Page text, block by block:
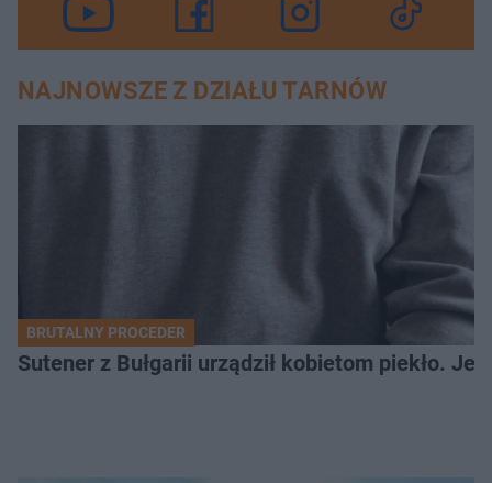
NAJNOWSZE Z DZIAŁU TARNÓW
BRUTALNY PROCEDER
Sutener z Bułgarii urządził kobietom piekło.